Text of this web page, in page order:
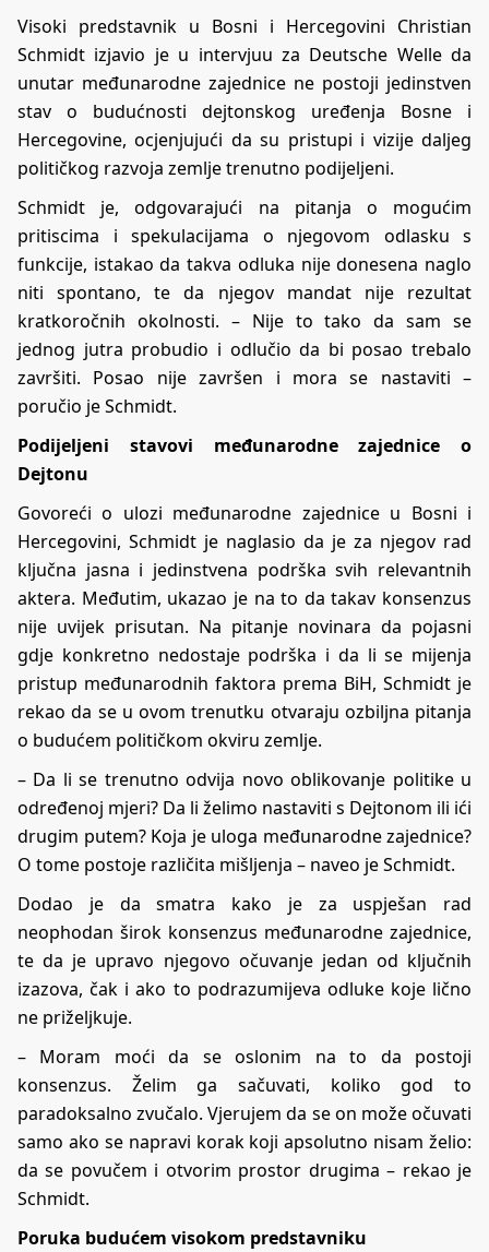
Visoki predstavnik u Bosni i Hercegovini Christian
Schmidt izjavio je u intervjuu za Deutsche Welle da
unutar međunarodne zajednice ne postoji jedinstven
stav o budućnosti dejtonskog uređenja Bosne i
Hercegovine, ocjenjujući da su pristupi i vizije daljeg
političkog razvoja zemlje trenutno podijeljeni.
Schmidt je, odgovarajući na pitanja o mogućim
pritiscima i spekulacijama o njegovom odlasku s
funkcije, istakao da takva odluka nije donesena naglo
niti spontano, te da njegov mandat nije rezultat
kratkoročnih okolnosti. – Nije to tako da sam se
jednog jutra probudio i odlučio da bi posao trebalo
završiti. Posao nije završen i mora se nastaviti –
poručio je Schmidt.
Podijeljeni stavovi međunarodne zajednice o
Dejtonu
Govoreći o ulozi međunarodne zajednice u Bosni i
Hercegovini, Schmidt je naglasio da je za njegov rad
ključna jasna i jedinstvena podrška svih relevantnih
aktera. Međutim, ukazao je na to da takav konsenzus
nije uvijek prisutan. Na pitanje novinara da pojasni
gdje konkretno nedostaje podrška i da li se mijenja
pristup međunarodnih faktora prema BiH, Schmidt je
rekao da se u ovom trenutku otvaraju ozbiljna pitanja
o budućem političkom okviru zemlje.
– Da li se trenutno odvija novo oblikovanje politike u
određenoj mjeri? Da li želimo nastaviti s Dejtonom ili ići
drugim putem? Koja je uloga međunarodne zajednice?
O tome postoje različita mišljenja – naveo je Schmidt.
Dodao je da smatra kako je za uspješan rad
neophodan širok konsenzus međunarodne zajednice,
te da je upravo njegovo očuvanje jedan od ključnih
izazova, čak i ako to podrazumijeva odluke koje lično
ne priželjkuje.
– Moram moći da se oslonim na to da postoji
konsenzus. Želim ga sačuvati, koliko god to
paradoksalno zvučalo. Vjerujem da se on može očuvati
samo ako se napravi korak koji apsolutno nisam želio:
da se povučem i otvorim prostor drugima – rekao je
Schmidt.
Poruka budućem visokom predstavniku